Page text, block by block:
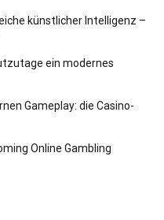
künstlicher Intelligenz –
ein modernes
Gameplay: die Casino-
Online Gambling